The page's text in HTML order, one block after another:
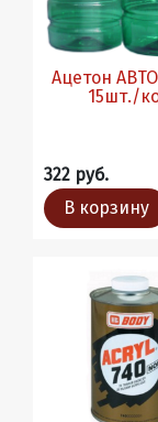
Ацетон
15шт./
322 руб.
В корзину